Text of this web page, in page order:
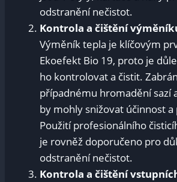
odstranění nečistot.
Kontrola a čištění
Výměník tepla je klíčovým
Ekoefekt Bio 19, proto je
ho kontrolovat a čistit.
případnému hromadění sazí
by mohly snižovat účinnost
Použití profesionálního
je rovněž doporučeno pro
odstranění nečistot.
Kontrola a čištění